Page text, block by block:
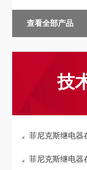
查看全部产品
技
菲尼克斯继电器
菲尼克斯继电器